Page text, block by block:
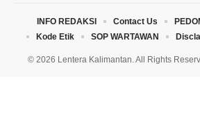
© 2026 Lentera Kalimantan. All Rights
INFO REDAKSI Contact Us
Kode Etik
SOP WARTAWAN